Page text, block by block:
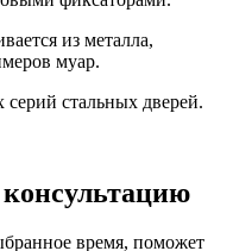
из металла,
муар.
серий стальных дверей.
время, поможет